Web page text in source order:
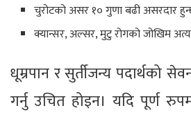
चुरोटको असर १० गुणा बढी असरदार
क्यान्सर, अल्सर, मुटु रोगको जोखिम
धूम्रपान र सुर्तीजन्य पदार्थको
गर्नु उचित होइन। यदि पूर्ण